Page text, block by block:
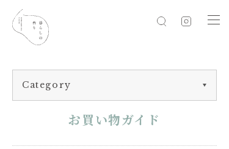
Category
お買い物ガイド